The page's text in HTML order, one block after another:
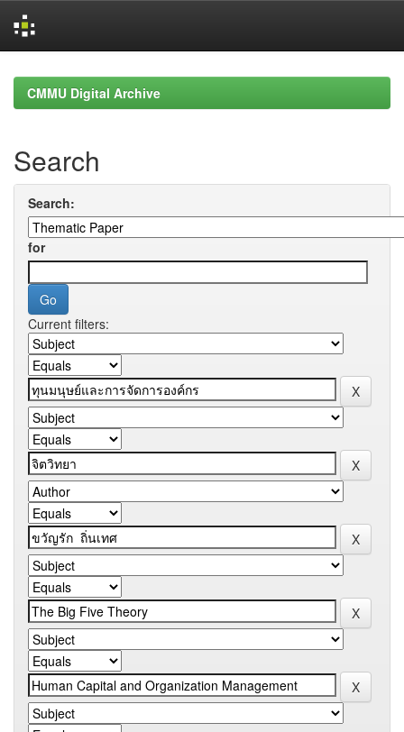
navigationCMMU Digital Archive
Search
Search:
for
Current filters: